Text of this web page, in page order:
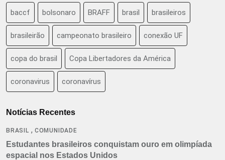
baccf bolsonaro BRAFF brasil brasileiros
brasileirão campeonato brasileiro conexão UF
copa do brasil Copa Libertadores da América
coronavirus coronavírus
Notícias Recentes
BRASIL , COMUNIDADE
Estudantes brasileiros conquistam ouro em olimpíada
espacial nos Estados Unidos